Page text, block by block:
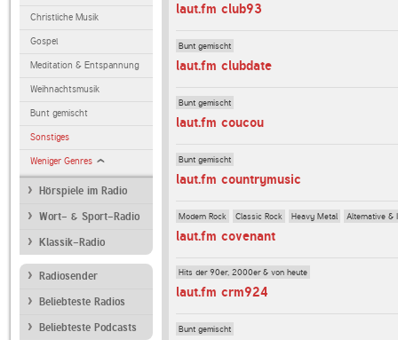
Christliche Musik
Gospel
Meditation & Entspannung
Weihnachtsmusik
Bunt gemischt
Sonstiges
Weniger Genres
Hörspiele im Radio
Wort- & Sport-Radio
Klassik-Radio
Radiosender
Beliebteste Radios
Beliebteste Podcasts
laut.fm club93
Bunt gemischt
laut.fm clubdate
Bunt gemischt
laut.fm coucou
Bunt gemischt
laut.fm countrymusic
Modern Rock Classic Rock Heavy Metal Alternative &
laut.fm covenant
Hits der 90er, 2000er & von heute
laut.fm crm924
Bunt gemischt